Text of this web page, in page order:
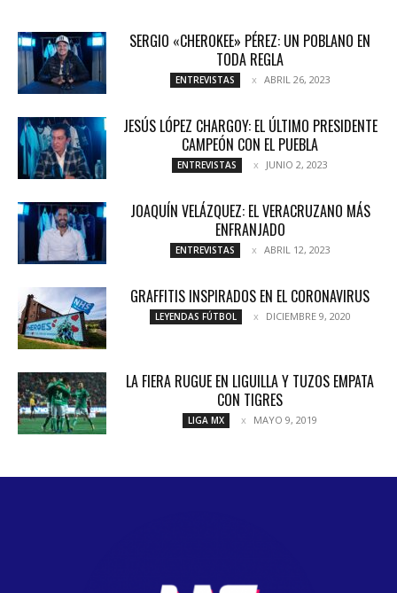
SERGIO «CHEROKEE» PÉREZ: UN POBLANO EN
TODA REGLA
ENTREVISTAS ABRIL 26, 2023
JESÚS LÓPEZ CHARGOY: EL ÚLTIMO PRESIDENTE
CAMPEÓN CON EL PUEBLA
ENTREVISTAS JUNIO 2, 2023
JOAQUÍN VELÁZQUEZ: EL VERACRUZANO MÁS
ENFRANJADO
ENTREVISTAS ABRIL 12, 2023
GRAFFITIS INSPIRADOS EN EL CORONAVIRUS
LEYENDAS FÚTBOL DICIEMBRE 9, 2020
LA FIERA RUGUE EN LIGUILLA Y TUZOS EMPATA
CON TIGRES
LIGA MX MAYO 9, 2019